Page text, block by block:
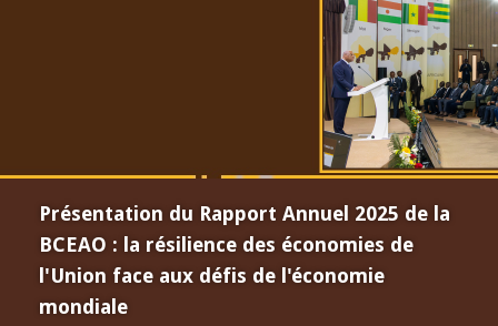
Présentation du Rapport Annuel 2025 de la
BCEAO : la résilience des économies de
l'Union face aux défis de l'économie
mondiale